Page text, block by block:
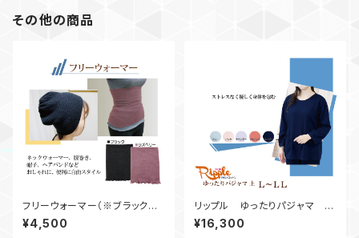
その他の商品
フリーウォーマー（※ブラックの
み）
¥4,500
リップル ゆったりパジャマ
上 Ｌ～ＬＬ
¥16,300